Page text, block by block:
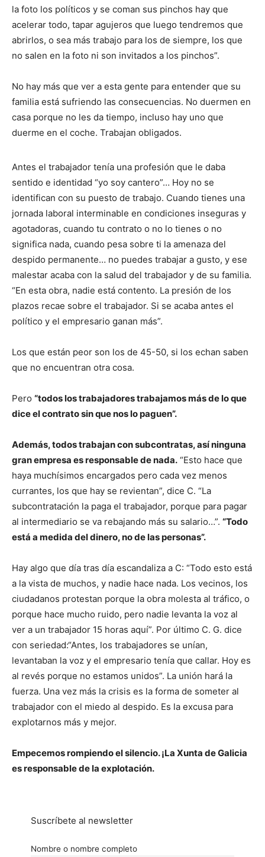
la foto los políticos y se coman sus pinchos hay que
acelerar todo, tapar agujeros que luego tendremos que
abrirlos, o sea más trabajo para los de siempre, los que
no salen en la foto ni son invitados a los pinchos”.
No hay más que ver a esta gente para entender que su
familia está sufriendo las consecuencias. No duermen en
casa porque no les da tiempo, incluso hay uno que
duerme en el coche. Trabajan obligados.
Antes el trabajador tenía una profesión que le daba
sentido e identidad “yo soy cantero”… Hoy no se
identifican con su puesto de trabajo. Cuando tienes una
jornada laboral interminable en condiciones inseguras y
agotadoras, cuando tu contrato o no lo tienes o no
significa nada, cuando pesa sobre ti la amenaza del
despido permanente… no puedes trabajar a gusto, y ese
malestar acaba con la salud del trabajador y de su familia.
“En esta obra, nadie está contento. La presión de los
plazos recae sobre el trabajador. Si se acaba antes el
político y el empresario ganan más”.
Los que están peor son los de 45-50, si los echan saben
que no encuentran otra cosa.
Pero “todos los trabajadores trabajamos más de lo que
dice el contrato sin que nos lo paguen”.
Además, todos trabajan con subcontratas, así ninguna
gran empresa es responsable de nada. “Esto hace que
haya muchísimos encargados pero cada vez menos
currantes, los que hay se revientan”, dice C. “La
subcontratación la paga el trabajador, porque para pagar
al intermediario se va rebajando más su salario…”. “Todo
está a medida del dinero, no de las personas”.
Hay algo que día tras día escandaliza a C: “Todo esto está
a la vista de muchos, y nadie hace nada. Los vecinos, los
ciudadanos protestan porque la obra molesta al tráfico, o
porque hace mucho ruido, pero nadie levanta la voz al
ver a un trabajador 15 horas aquí”. Por último C. G. dice
con seriedad:“Antes, los trabajadores se unían,
levantaban la voz y el empresario tenía que callar. Hoy es
al revés porque no estamos unidos”. La unión hará la
fuerza. Una vez más la crisis es la forma de someter al
trabajador con el miedo al despido. Es la excusa para
explotarnos más y mejor.
Empecemos rompiendo el silencio. ¡La Xunta de Galicia
es responsable de la explotación.
Suscríbete al newsletter
Nombre o nombre completo